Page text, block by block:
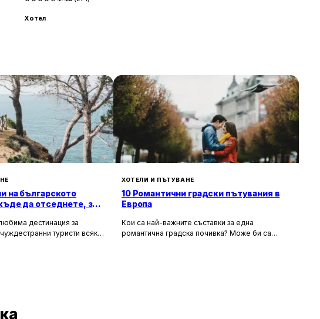
Хотел
на българското
да отседнете, за
дестинация за
туристи всяка
ХОТЕЛИ И ПЪТУВАНЕ
10 Романтични градски пътувания в
Европа
Кои са най-важните съставки за една
романтична градска почивка? Може би са